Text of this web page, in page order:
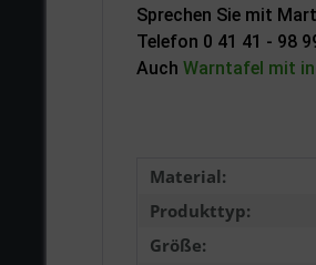
Sprechen Sie mit
Telefon 0 41 41 - 98
Auch Warntafel mit
Material:
Produkttyp:
Größe: